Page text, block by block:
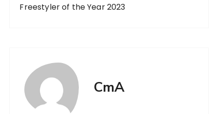
Freestyler of the Year 2023
CmA